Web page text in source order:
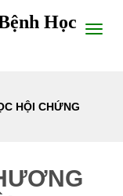
Học
HỘI CHỨNG